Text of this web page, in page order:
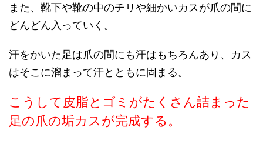
また、靴下や靴の中のチリや細かいカスが爪の間に
どんどん入っていく。
汗をかいた足は爪の間にも汗はもちろんあり、カス
はそこに溜まって汗とともに固まる。
こうして皮脂とゴミがたくさん詰まった
足の爪の垢カスが完成する。